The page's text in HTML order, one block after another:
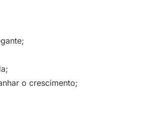
o crescimento;